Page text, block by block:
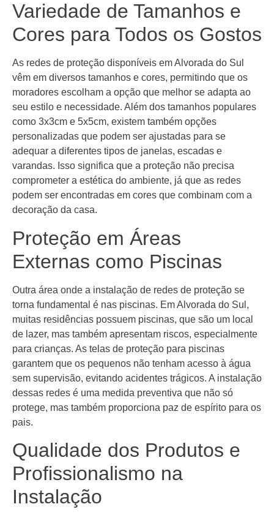
Variedade de Tamanhos e
Cores para Todos os Gostos
As redes de proteção disponíveis em Alvorada do Sul
vêm em diversos tamanhos e cores, permitindo que os
moradores escolham a opção que melhor se adapta ao
seu estilo e necessidade. Além dos tamanhos populares
como 3x3cm e 5x5cm, existem também opções
personalizadas que podem ser ajustadas para se
adequar a diferentes tipos de janelas, escadas e
varandas. Isso significa que a proteção não precisa
comprometer a estética do ambiente, já que as redes
podem ser encontradas em cores que combinam com a
decoração da casa.
Proteção em Áreas
Externas como Piscinas
Outra área onde a instalação de redes de proteção se
torna fundamental é nas piscinas. Em Alvorada do Sul,
muitas residências possuem piscinas, que são um local
de lazer, mas também apresentam riscos, especialmente
para crianças. As telas de proteção para piscinas
garantem que os pequenos não tenham acesso à água
sem supervisão, evitando acidentes trágicos. A instalação
dessas redes é uma medida preventiva que não só
protege, mas também proporciona paz de espírito para os
pais.
Qualidade dos Produtos e
Profissionalismo na
Instalação